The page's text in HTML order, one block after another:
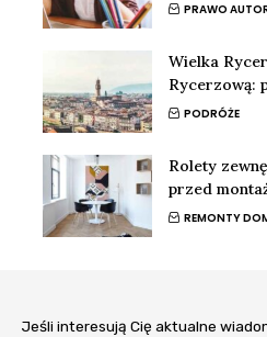
PRAWO
Wielka
Rycerzową:
PODRÓŻE
Rolety
przed
REMONTY
Jeśli interesują Cię aktualne